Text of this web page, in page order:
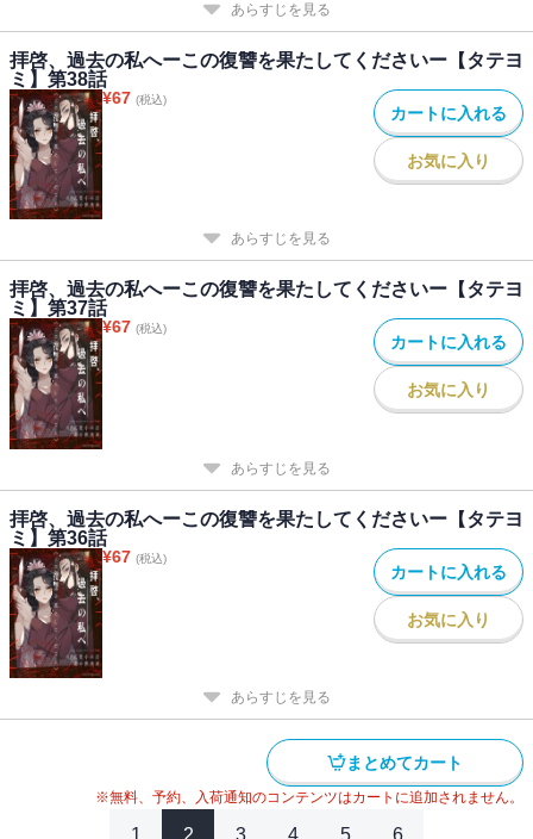
あらすじを見る
拝啓、過去の私へーこの復讐を果たしてくださいー【タテヨ
ミ】第38話
¥67 (税込)
カートに入れる
お気に入り
あらすじを見る
拝啓、過去の私へーこの復讐を果たしてくださいー【タテヨ
ミ】第37話
¥67 (税込)
カートに入れる
お気に入り
あらすじを見る
拝啓、過去の私へーこの復讐を果たしてくださいー【タテヨ
ミ】第36話
¥67 (税込)
カートに入れる
お気に入り
あらすじを見る
まとめてカート
※無料、予約、入荷通知のコンテンツはカートに追加されません。